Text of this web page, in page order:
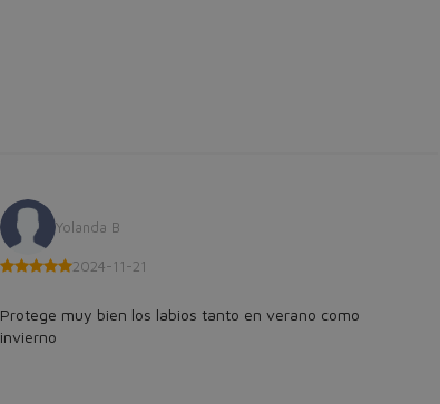
Yolanda B
2024-11-21
Protege muy bien los labios tanto en verano como
invierno